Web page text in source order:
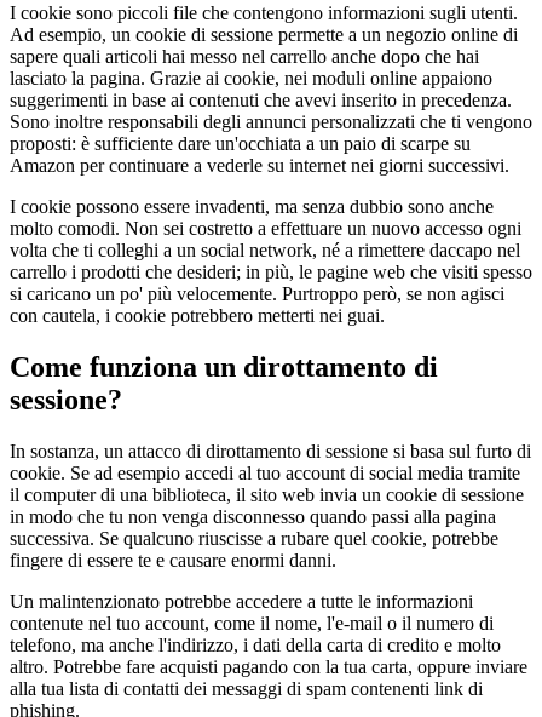
I cookie sono piccoli file che contengono informazioni sugli utenti.
Ad esempio, un cookie di sessione permette a un negozio online di
sapere quali articoli hai messo nel carrello anche dopo che hai
lasciato la pagina. Grazie ai cookie, nei moduli online appaiono
suggerimenti in base ai contenuti che avevi inserito in precedenza.
Sono inoltre responsabili degli annunci personalizzati che ti vengono
proposti: è sufficiente dare un'occhiata a un paio di scarpe su
Amazon per continuare a vederle su internet nei giorni successivi.
I cookie possono essere invadenti, ma senza dubbio sono anche
molto comodi. Non sei costretto a effettuare un nuovo accesso ogni
volta che ti colleghi a un social network, né a rimettere daccapo nel
carrello i prodotti che desideri; in più, le pagine web che visiti spesso
si caricano un po' più velocemente. Purtroppo però, se non agisci
con cautela, i cookie potrebbero metterti nei guai.
Come funziona un dirottamento di
sessione?
In sostanza, un attacco di dirottamento di sessione si basa sul furto di
cookie. Se ad esempio accedi al tuo account di social media tramite
il computer di una biblioteca, il sito web invia un cookie di sessione
in modo che tu non venga disconnesso quando passi alla pagina
successiva. Se qualcuno riuscisse a rubare quel cookie, potrebbe
fingere di essere te e causare enormi danni.
Un malintenzionato potrebbe accedere a tutte le informazioni
contenute nel tuo account, come il nome, l'e-mail o il numero di
telefono, ma anche l'indirizzo, i dati della carta di credito e molto
altro. Potrebbe fare acquisti pagando con la tua carta, oppure inviare
alla tua lista di contatti dei messaggi di spam contenenti link di
phishing.